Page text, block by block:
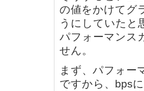
の値をかけてグ
うにしていたと
パフォーマンス
せん。
まず、パフォー
ですから、bps